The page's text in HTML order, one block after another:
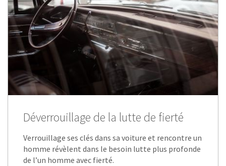
Déverrouillage de la lutte de fierté
Verrouillage ses clés dans sa voiture et rencontre un
homme révèlent dans le besoin lutte plus profonde
de l’un homme avec fierté.